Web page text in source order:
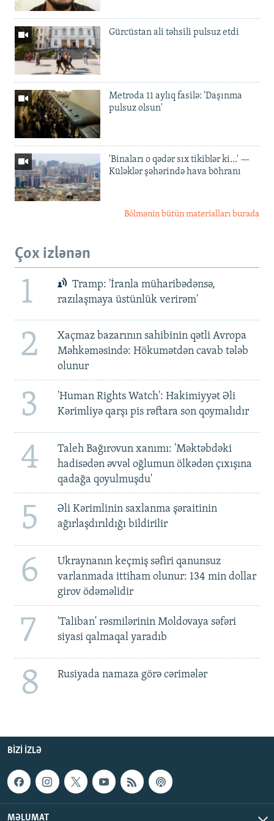
Gürcüstan ali təhsili pulsuz etdi
Metroda 11 aylıq fasilə: 'Daşınma
pulsuz olsun'
'Binaları o qədər sıx tikiblər ki...' —
Küləklər şəhərində hava böhranı
Bölmənin bütün materialları burada
Çox izlənən
1
Tramp: 'İranla müharibədənsə,
razılaşmaya üstünlük verirəm'
2
Xaçmaz bazarının sahibinin qətli Avropa
Məhkəməsində: Hökumətdən cavab tələb
olunur
3
'Human Rights Watch': Hakimiyyət Əli
Kərimliyə qarşı pis rəftara son qoymalıdır
4
Taleh Bağırovun xanımı: 'Məktəbdəki
hadisədən əvvəl oğlumun ölkədən çıxışına
qadağa qoyulmuşdu'
5
Əli Kərimlinin saxlanma şəraitinin
ağırlaşdırıldığı bildirilir
6
Ukraynanın keçmiş səfiri qanunsuz
varlanmada ittiham olunur: 134 min dollar
girov ödəməlidir
7
'Taliban' rəsmilərinin Moldovaya səfəri
siyasi qalmaqal yaradıb
8 Rusiyada namaza görə cərimələr
BIZI IZLƏ
MƏLUMAT